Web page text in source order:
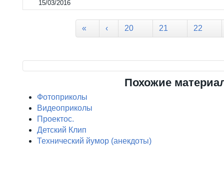
15/03/2016
« ‹ 20 21 22
Похожие
Фотоприколы
Видеоприколы
Проектос.
Детский Клип
Технический йумор (анекдоты)